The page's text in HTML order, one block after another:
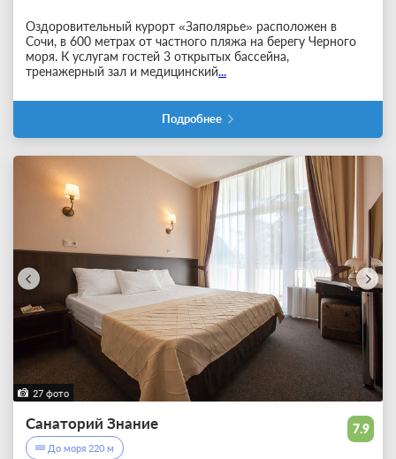
Оздоровительный курорт «Заполярье» расположен в
Сочи, в 600 метрах от частного пляжа на берегу Черного
моря. К услугам гостей 3 открытых бассейна,
тренажерный зал и медицинский...
Подробнее
27 фото
7.9
Санаторий Знание
До моря 220 м